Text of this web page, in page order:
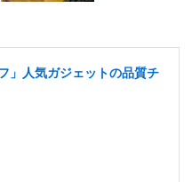
」人気ガジェットの品質チ